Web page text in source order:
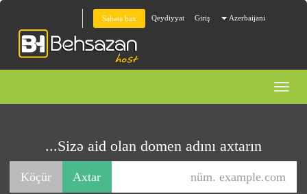
Azerbaijani
Giriş
Qeydiyyat
Səbətə bax
Toggle
Sizə aid olan domen adını axtarın...